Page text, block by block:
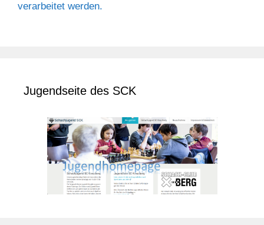
verarbeitet werden.
Jugendseite des SCK